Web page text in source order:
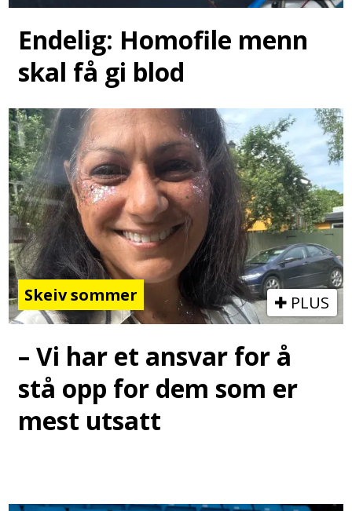
Endelig: Homofile menn
skal få gi blod
Skeiv sommer PLUS
– Vi har et ansvar for å
stå opp for dem som er
mest utsatt